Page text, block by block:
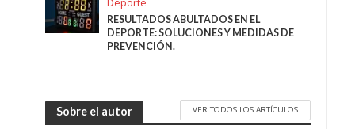
RESULTADOS ABULTADOS EN EL
DEPORTE: SOLUCIONES Y MEDIDAS DE
PREVENCIÓN.
Sobre el autor VER TODOS LOS ARTÍCULOS